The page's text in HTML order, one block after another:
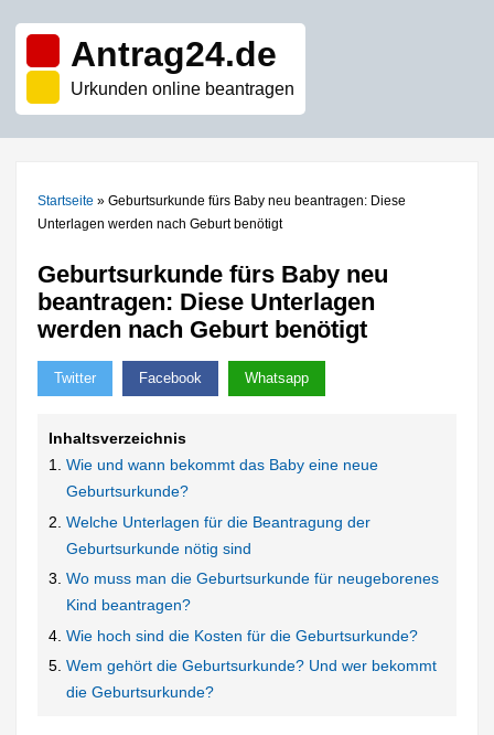
Antrag24.de
Urkunden online beantragen
Startseite »Geburtsurkunde fürs Baby neu beantragen: Diese
Unterlagen werden nach Geburt benötigt
Geburtsurkunde fürs Baby neu
beantragen: Diese Unterlagen
werden nach Geburt benötigt
Twitter Facebook Whatsapp
Inhaltsverzeichnis
Wie und wann bekommt das Baby eine neue
Geburtsurkunde?
Welche Unterlagen für die Beantragung der
Geburtsurkunde nötig sind
Wo muss man die Geburtsurkunde für neugeborenes
Kind beantragen?
Wie hoch sind die Kosten für die Geburtsurkunde?
Wem gehört die Geburtsurkunde? Und wer bekommt
die Geburtsurkunde?